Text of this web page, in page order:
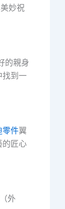
妙祝
的親身
找到一
零件翼
的匠心
外